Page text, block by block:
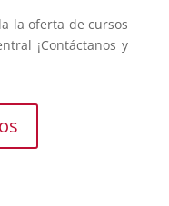
la oferta de cursos
¡Contáctanos y